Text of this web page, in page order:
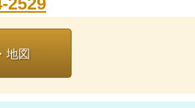
地図